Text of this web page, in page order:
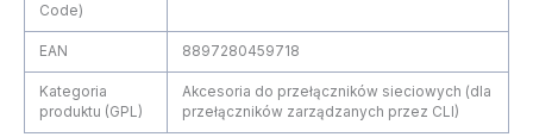
Code)
EAN 8897280459718
Kategoria
produktu (GPL)
Akcesoria do przełączników sieciowych (dla
przełączników zarządzanych przez CLI)